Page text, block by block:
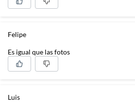
Felipe
Es igual que las fotos
Luis